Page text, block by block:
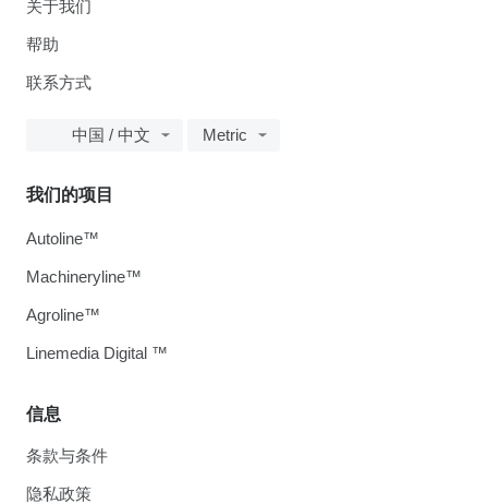
关于我们
帮助
联系方式
中国 / 中文 Metric
信息
条款与条件
隐私政策
我们的项目
Autoline™
Machineryline™
Agroline™
Linemedia Digital ™